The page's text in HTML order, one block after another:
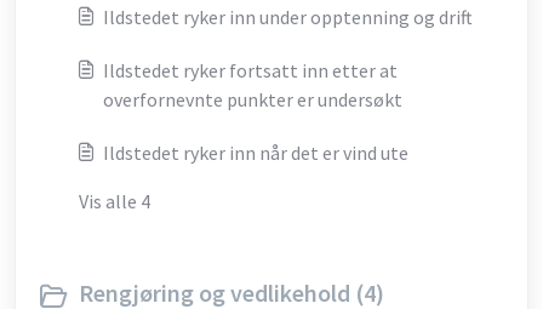
Ildstedet ryker inn under opptenning og drift
Ildstedet ryker fortsatt inn etter at
overfornevnte punkter er undersøkt
Ildstedet ryker inn når det er vind ute
Vis alle 4
Rengjøring og vedlikehold (4)